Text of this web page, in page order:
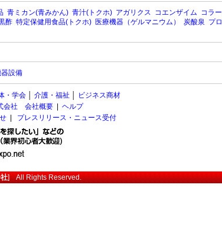
青ミカン(青みかん) 青汁(トクホ) アガリクス コエンザイム コラー
酢 特定保健用食品(トクホ) 医療機器（ゲルマニウム） 炭酸泉 プロ
設備
・学会 介護・福祉
ビジネス商材
会社 会社概要
ヘルプ
プレスリリース・ニュース受付
] All Rights Reserved.